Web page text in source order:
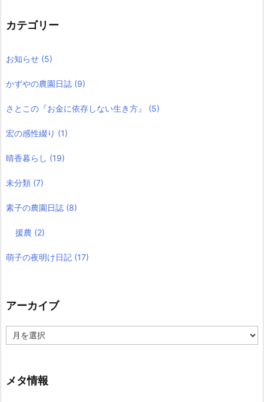
カテゴリー
お知らせ (5)
かずやの農園日誌 (9)
さとこの『お金に依存しない生き方』 (5)
宏の感性綴り (1)
晴香暮らし (19)
未分類 (7)
素子の農園日誌 (8)
援農 (2)
萌子の夜明け日記 (17)
アーカイブ
ー
ブ
メタ情報